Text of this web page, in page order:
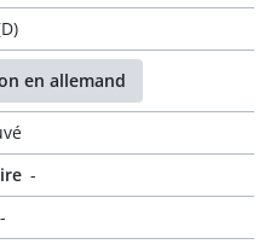
en allemand
-
-